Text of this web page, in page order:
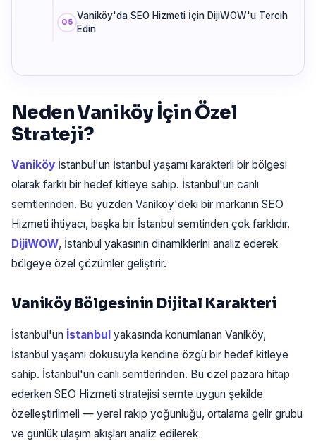
Vaniköy'da SEO Hizmeti İçin DijiWOW'u Tercih
Edin
Neden Vaniköy İçin Özel
Strateji?
Vaniköy İstanbul'un İstanbul yaşamı karakterli bir bölgesi
olarak farklı bir hedef kitleye sahip. İstanbul'un canlı
semtlerinden. Bu yüzden Vaniköy'deki bir markanın SEO
Hizmeti ihtiyacı, başka bir İstanbul semtinden çok farklıdır.
DijiWOW, İstanbul yakasının dinamiklerini analiz ederek
bölgeye özel çözümler geliştirir.
Vaniköy Bölgesinin Dijital Karakteri
İstanbul'un İstanbul yakasında konumlanan Vaniköy,
İstanbul yaşamı dokusuyla kendine özgü bir hedef kitleye
sahip. İstanbul'un canlı semtlerinden. Bu özel pazara hitap
ederken SEO Hizmeti stratejisi semte uygun şekilde
özelleştirilmeli — yerel rakip yoğunluğu, ortalama gelir grubu
ve günlük ulaşım akışları analiz edilerek